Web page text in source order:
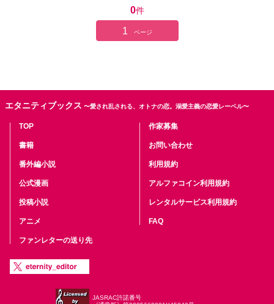
0件
1 ページ
エタニティブックス 〜愛され乱される、オトナの恋。溺愛主義の恋愛レーベル〜
TOP
書籍
番外編小説
公式漫画
投稿小説
アニメ
ファンレターの送り先
作家募集
お問い合わせ
利用規約
アルファコイン利用規約
レンタルサービス利用規約
FAQ
JASRAC許諾番号